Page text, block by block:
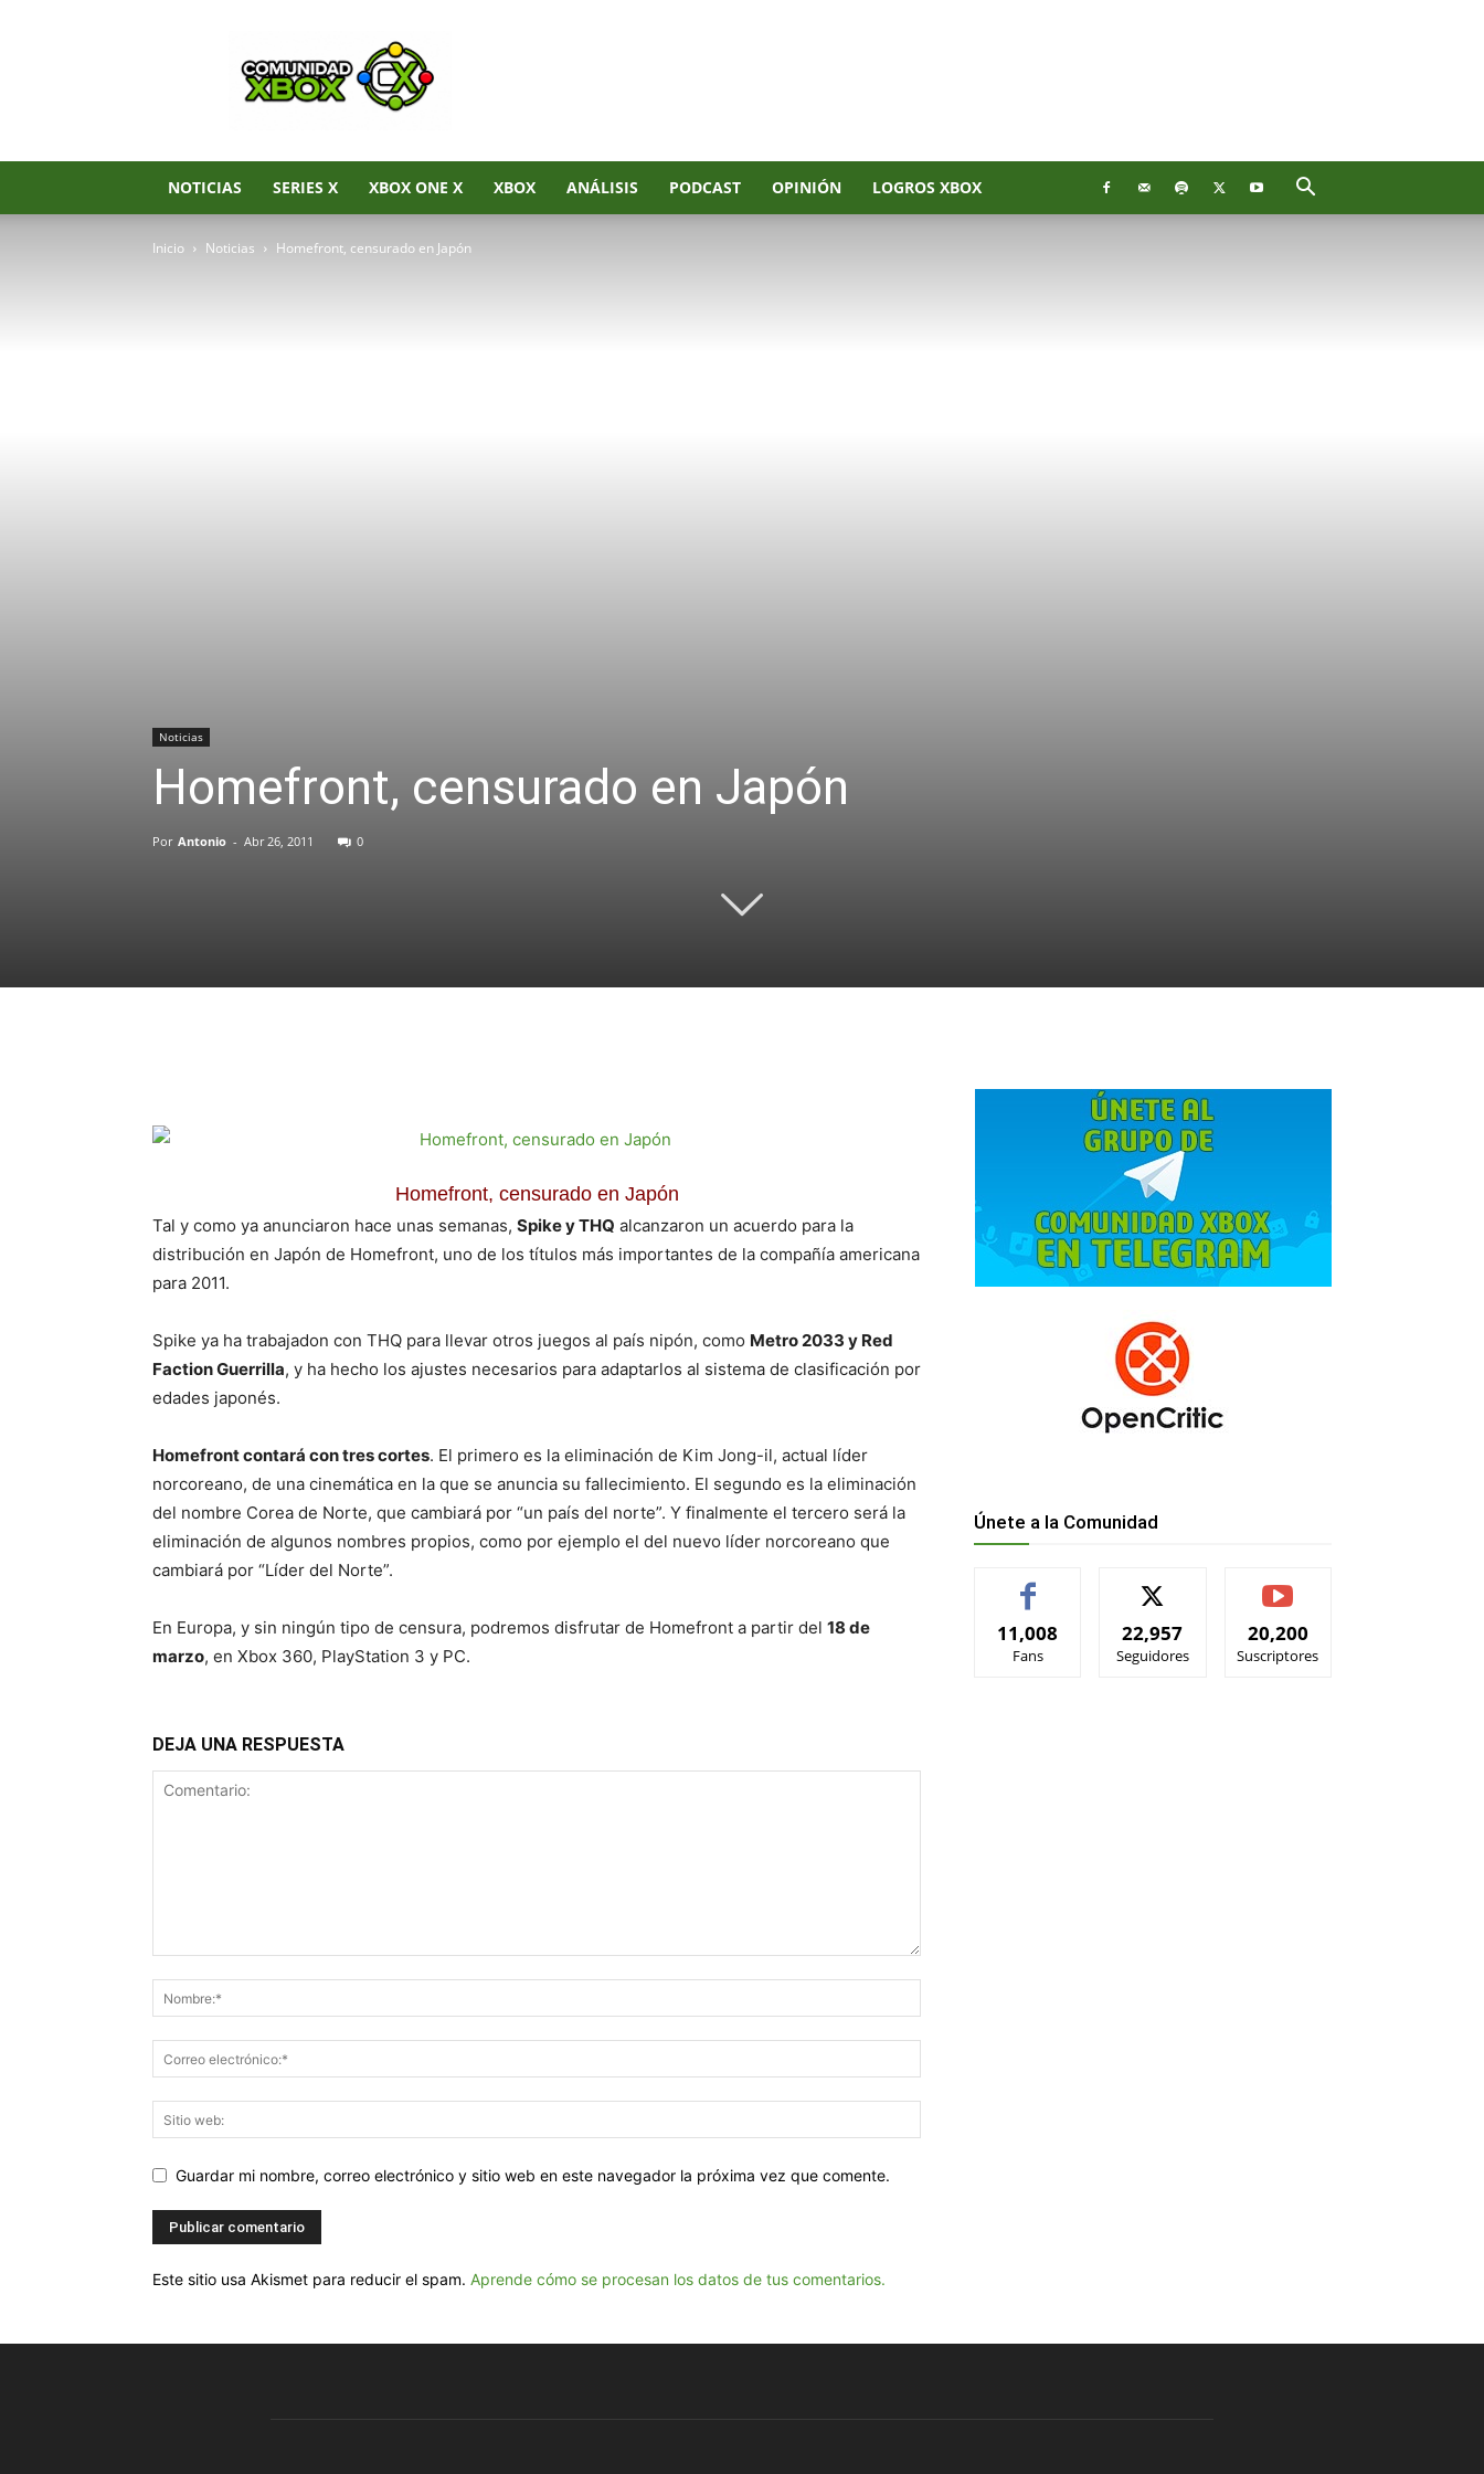
Noticias
de
Xbox
Series
Xbox
One
360
NOTICIAS SERIES X XBOX ONE X XBOX ANÁLISIS PODCAST OPINIÓN LOGROS XBOX
Inicio Noticias Homefront, censurado en Japón
Noticias
Homefront, censurado en Japón
Por Antonio - Abr 26, 2011 0
Homefront, censurado en Japón
Tal y como ya anunciaron hace unas semanas, Spike y THQ alcanzaron un acuerdo para la
distribución en Japón de Homefront, uno de los títulos más importantes de la compañía americana
para 2011.
Spike ya ha trabajadon con THQ para llevar otros juegos al país nipón, como Metro 2033 y Red
Faction Guerrilla, y ha hecho los ajustes necesarios para adaptarlos al sistema de clasificación por
edades japonés.
Homefront contará con tres cortes. El primero es la eliminación de Kim Jong-il, actual líder
norcoreano, de una cinemática en la que se anuncia su fallecimiento. El segundo es la eliminación
del nombre Corea de Norte, que cambiará por “un país del norte”. Y finalmente el tercero será la
eliminación de algunos nombres propios, como por ejemplo el del nuevo líder norcoreano que
cambiará por “Líder del Norte”.
En Europa, y sin ningún tipo de censura, podremos disfrutar de Homefront a partir del 18 de
marzo, en Xbox 360, PlayStation 3 y PC.
DEJA UNA RESPUESTA
Guardar mi nombre, correo electrónico y sitio web en este navegador la próxima vez que comente.
Este sitio usa Akismet para reducir el spam. Aprende cómo se procesan los datos de tus comentarios.
Únete a la Comunidad
11,008
Fans
22,957
Seguidores
20,200
Suscriptores